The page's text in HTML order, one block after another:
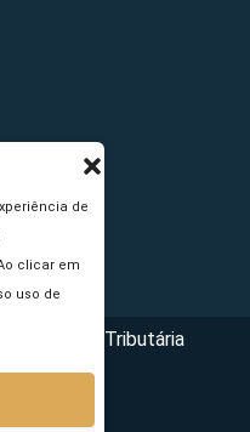
de
clicar em
uso de
Reforma Tributária